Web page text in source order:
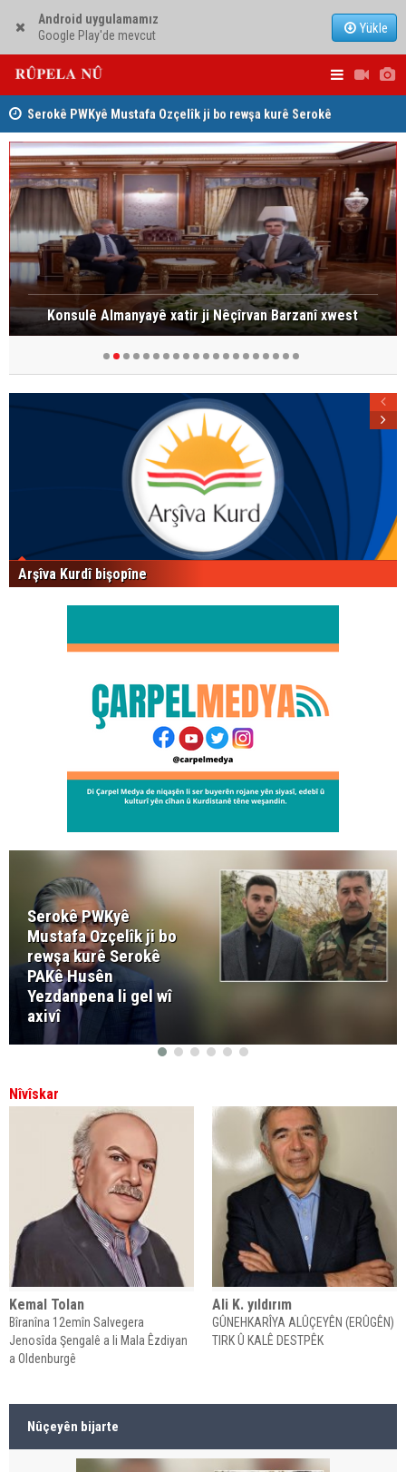
Android uygulamamız
Google Play'de mevcut
Yükle
Serokê PWKyê Mustafa Ozçelîk ji bo rewşa kurê Serokê
PAKê Husên Yezdanpena li gel wî axivî
Konsulê Almanyayê xatir ji Nêçîrvan Barzanî xwest
Arşîva Kurdî bişopîne
Serokê PWKyê
Mustafa Ozçelîk ji bo
rewşa kurê Serokê
PAKê Husên
Yezdanpena li gel wî
axivî
Nîvîskar
Kemal Tolan
Bîranîna 12emîn Salvegera
Jenosîda Şengalê a li Mala Êzdiyan
a Oldenburgê
Ali K. yıldırım
GÛNEHKARÎYA ALÛÇEYÊN (ERÛGÊN)
TIRK Û KALÊ DESTPÊK
Nûçeyên bijarte